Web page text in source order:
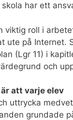
har ett
viktig roll i
ute på Internet.
(Lgr 11) i
och
att varje elev
uttrycka
grundade